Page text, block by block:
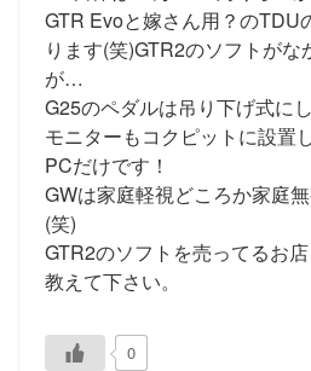
GTR Evoと嫁さん用？のTDU
ります(笑)GTR2のソフトが
が…
G25のペダルは吊り下げ式に
モニターもコクピットに設置
PCだけです！
GWは家庭軽視どころか家庭
(笑)
GTR2のソフトを売ってるお店
教えて下さい。
0